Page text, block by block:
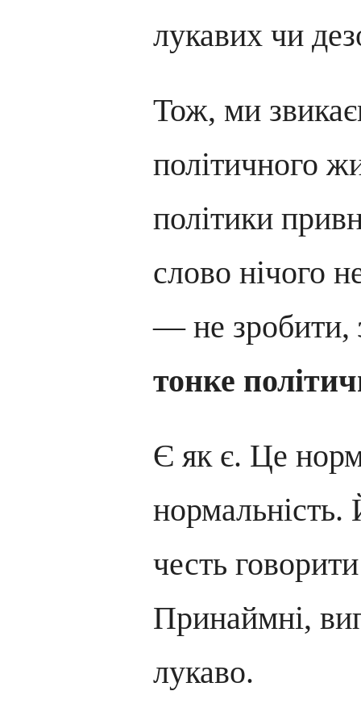
лукавих чи
Тож, ми
політичного
політики
слово нічого
— не зробити,
тонке
Є як є. Це
честь
Принаймні,
лукаво.